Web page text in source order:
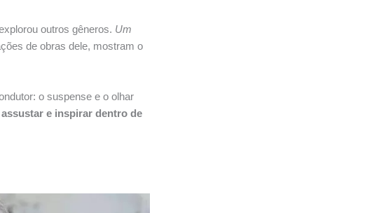
outros gêneros. Um
de obras dele, mostram o
o suspense e o olhar
e inspirar dentro de